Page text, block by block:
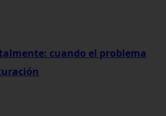
cuando el problema